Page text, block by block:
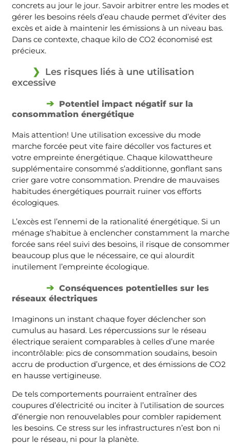
concrets au jour le jour. Savoir arbitrer entre les modes et
gérer les besoins réels d’eau chaude permet d’éviter des
excès et aide à maintenir les émissions à un niveau bas.
Dans ce contexte, chaque kilo de CO2 économisé est
précieux.
Les risques liés à une utilisation
excessive
Potentiel impact négatif sur la
consommation énergétique
Mais attention! Une utilisation excessive du mode
marche forcée peut vite faire décoller vos factures et
votre empreinte énergétique. Chaque kilowattheure
supplémentaire consommé s’additionne, gonflant sans
crier gare votre consommation. Prendre de mauvaises
habitudes énergétiques pourrait ruiner vos efforts
écologiques.
L’excès est l’ennemi de la rationalité énergétique. Si un
ménage s’habitue à enclencher constamment la marche
forcée sans réel suivi des besoins, il risque de consommer
beaucoup plus que le nécessaire, ce qui alourdit
inutilement l’empreinte écologique.
Conséquences potentielles sur les
réseaux électriques
Imaginons un instant chaque foyer déclencher son
cumulus au hasard. Les répercussions sur le réseau
électrique seraient comparables à celles d’une marée
incontrôlable: pics de consommation soudains, besoin
accru de production d’urgence, et des émissions de CO2
en hausse vertigineuse.
De tels comportements pourraient entraîner des
coupures d’électricité ou inciter à l’utilisation de sources
d’énergie non renouvelables pour combler rapidement
les besoins. Ce stress sur les infrastructures n’est bon ni
pour le réseau, ni pour la planète.